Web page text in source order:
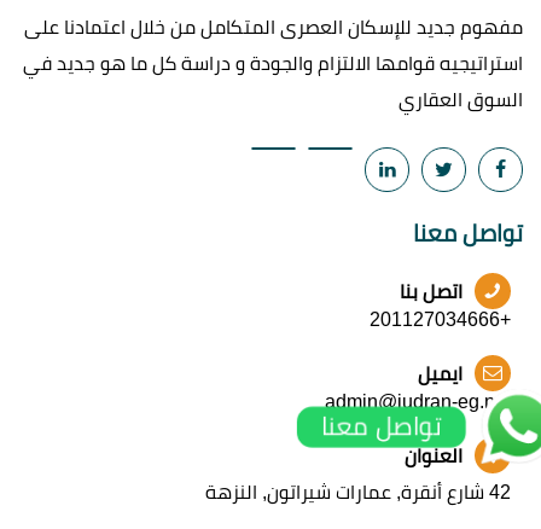
مفهوم جديد للإسكان العصرى المتكامل من خلال اعتمادنا على
استراتيجيه قوامها الالتزام والجودة و دراسة كل ما هو جديد في
السوق العقاري
تواصل معنا
اتصل بنا
+201127034666
ايميل
admin@judran-eg.net
العنوان
42 شارع أنقرة, عمارات شيراتون, النزهة
تواصل معنا